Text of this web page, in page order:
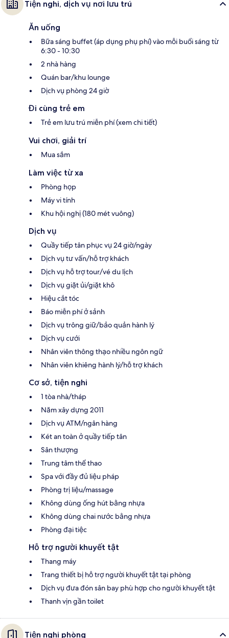
Tiện nghi, dịch vụ nơi lưu trú
Ăn uống
Bữa sáng buffet (áp dụng phụ phí) vào mỗi buổi sáng từ
6:30 - 10:30
2 nhà hàng
Quán bar/khu lounge
Dịch vụ phòng 24 giờ
Đi cùng trẻ em
Trẻ em lưu trú miễn phí (xem chi tiết)
Vui chơi, giải trí
Mua sắm
Làm việc từ xa
Phòng họp
Máy vi tính
Khu hội nghị (180 mét vuông)
Dịch vụ
Quầy tiếp tân phục vụ 24 giờ/ngày
Dịch vụ tư vấn/hỗ trợ khách
Dịch vụ hỗ trợ tour/vé du lịch
Dịch vụ giặt ủi/giặt khô
Hiệu cắt tóc
Báo miễn phí ở sảnh
Dịch vụ trông giữ/bảo quản hành lý
Dịch vụ cưới
Nhân viên thông thạo nhiều ngôn ngữ
Nhân viên khiêng hành lý/hỗ trợ khách
Cơ sở, tiện nghi
1 tòa nhà/tháp
Năm xây dựng 2011
Dịch vụ ATM/ngân hàng
Két an toàn ở quầy tiếp tân
Sân thượng
Trung tâm thể thao
Spa với đầy đủ liệu pháp
Phòng trị liệu/massage
Không dùng ống hút bằng nhựa
Không dùng chai nước bằng nhựa
Phòng đại tiệc
Hỗ trợ người khuyết tật
Thang máy
Trang thiết bị hỗ trợ người khuyết tật tại phòng
Dịch vụ đưa đón sân bay phù hợp cho người khuyết tật
Thanh vịn gần toilet
Tiện nghi phòng